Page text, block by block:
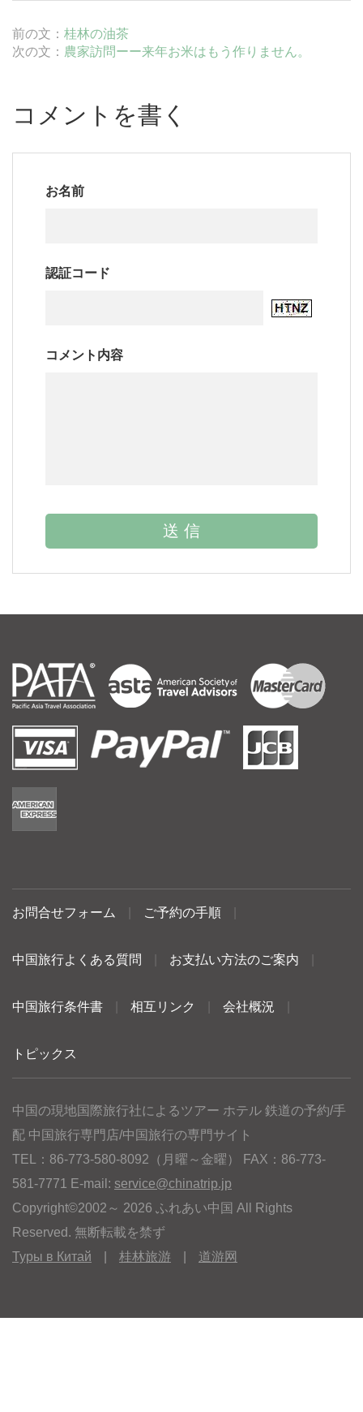
前の文： 桂林の油茶
次の文： 農家訪問ーー来年お米はもう作りません。
コメントを書く
お名前
認証コード
コメント内容
お問合せフォーム ご予約の手順
中国旅行よくある質問 お支払い方法のご案内
中国旅行条件書 相互リンク 会社概況
トピックス
中国の現地国際旅行社によるツアー ホテル 鉄道の予約/手
配 中国旅行専門店/中国旅行の専門サイト
TEL：86-773-580-8092（月曜～金曜） FAX：86-773-
581-7771 E-mail: service@chinatrip.jp
Copyright©2002～ 2026 ふれあい中国 All Rights
Reserved. 無断転載を禁ず
Туры в Китай
桂林旅游 道游网